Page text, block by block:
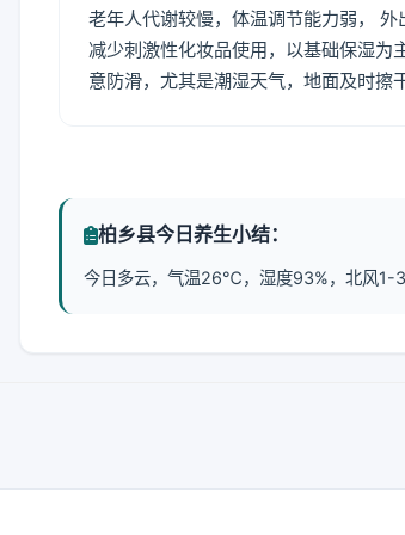
老年人代谢较慢，体温调节能力弱，
减少刺激性化妆品使用，以基础保湿为
意防滑，尤其是潮湿天气，地面及时擦
柏乡县今日养生小结：
今日多云，气温26℃，湿度93%，北风1-3